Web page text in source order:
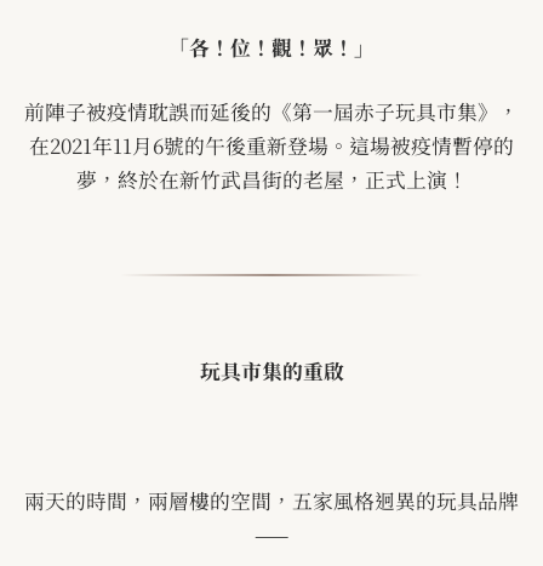
「各！位！觀！眾！」
前陣子被疫情耽誤而延後的《第一屆赤子玩具市集》，
在2021年11月6號的午後重新登場。這場被疫情暫停的
夢，終於在新竹武昌街的老屋，正式上演！
玩具市集的重啟
兩天的時間，兩層樓的空間，五家風格迥異的玩具品牌
——